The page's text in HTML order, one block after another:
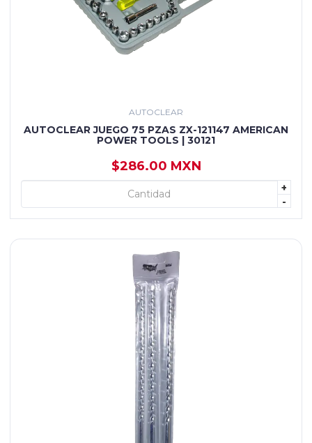
AUTOCLEAR
AUTOCLEAR JUEGO 75 PZAS ZX-121147 AMERICAN
POWER TOOLS | 30121
$286.00 MXN
+
-
+ AGREGAR